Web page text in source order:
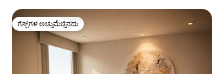
ಗೆಸ್ಟ್‌ಗಳ ಅಚ್ಚುಮೆಚ್ಚಿನದು
ಗೆಸ್ಟ್‌ಗಳ ಅಚ್ಚುಮೆಚ್ಚಿನದು